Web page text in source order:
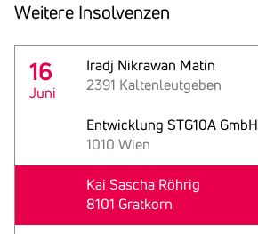
Weitere Insol­venzen
16
Juni
Iradj Nikrawan Matin
2391 Kaltenleutgeben
Entwicklung STG10A GmbH
1010 Wien
Kai Sascha Röhrig
8101 Gratkorn